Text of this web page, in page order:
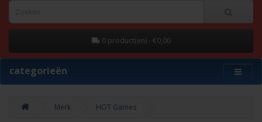
0 product(en) - €0,00
categorieën
Merk HOT Games